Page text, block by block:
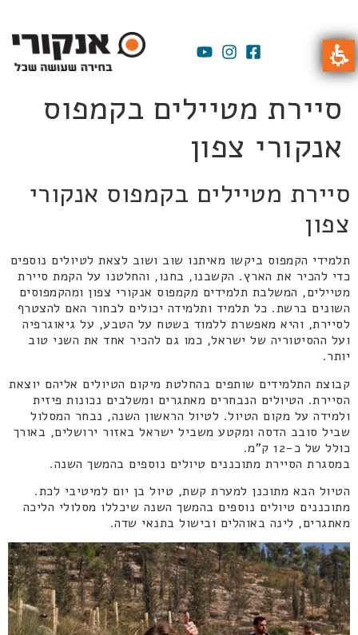
סיירת מטיילים בקמפוס
אנקורי צפון
סיירת מטיילים בקמפוס אנקורי
צפון
תלמידי הקמפוס ביקשו מאיתנו שוב ושוב לצאת לטיולים נוספים
כדי להכיר את הארץ. הקשבנו, בחנו, והחלטנו על הקמת סיירת
מטיילים, המשלבת תלמידים מקמפוס אנקורי צפון ומהקמפוסים
השונים ברשת. כל תלמיד ותלמידה יכולים לבחור האם להצטרף
לסיירת, והיא מאפשרת ללמוד בשטח על הטבע, על גיאוגרפיה
ועל ההסיטוריה של ישראל, כמו גם להכיר אחד את השני טוב
יותר.
קבוצת התלמידים שותפים בהחלטת מיקום הטיולים אליהם יוצאת
הסיירת. הטיולים הנבחרים מאתגרים ומשלבים נכונות פיזית
ולמידה על מקום הטיול. לטיול הראשון השנה, נבחר המסלול
שביל סובב הדסה ומקטע משביל ישראל באזור ירושלים, באורך
כולל של כ-12 ק"מ.
במסגרת הסיירת מתוכננים טיולים נוספים בהמשך השנה.
הטיול הבא מתוכנן למערת קשת, טיול בן יום למיטיבי לכת.
מתוכננים טיולים נוספים בהמשך השנה שיכללו מסלולי הליכה
מאתגרים, לינה באוהלים ובישול בתנאי שדה.